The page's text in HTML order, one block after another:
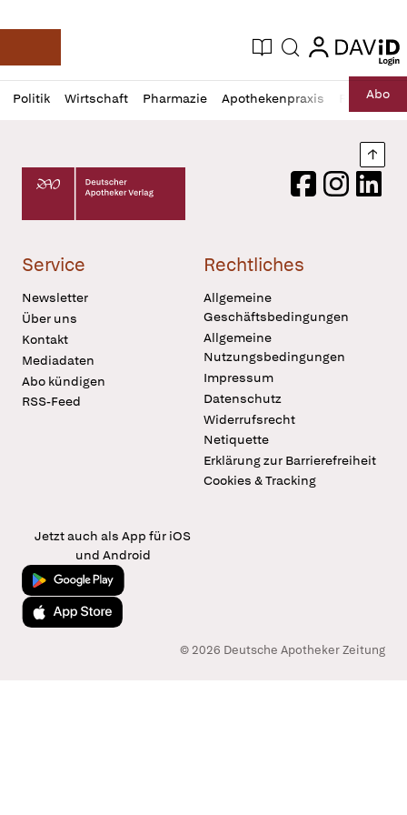
Deutsche Apotheker Zeitung
Aktuelle Ausgabe
Suche login
login
Politik Wirtschaft Pharmazie Apothekenpraxis RechtAbo
Profil
öffnen
Daz
Pur
Deutscher Apotheker Verlag Logo
FacebookInstagram
Service
Newsletter
Über uns
Kontakt
Mediadaten
Abo kündigen
RSS-Feed
Rechtliches
Allgemeine
Geschäftsbedingungen
Allgemeine
Nutzungsbedingungen
Impressum
Datenschutz
Widerrufsrecht
Netiquette
Erklärung zur Barrierefreiheit
Cookies & Tracking
Jetzt auch als App für iOS
und Android
Jetzt bei Google Play
Laden im App Store
© 2026 Deutsche Apotheker Zeitung